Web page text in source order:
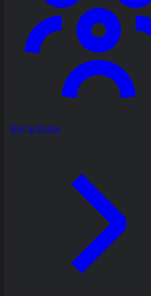
회의 및 워크숍